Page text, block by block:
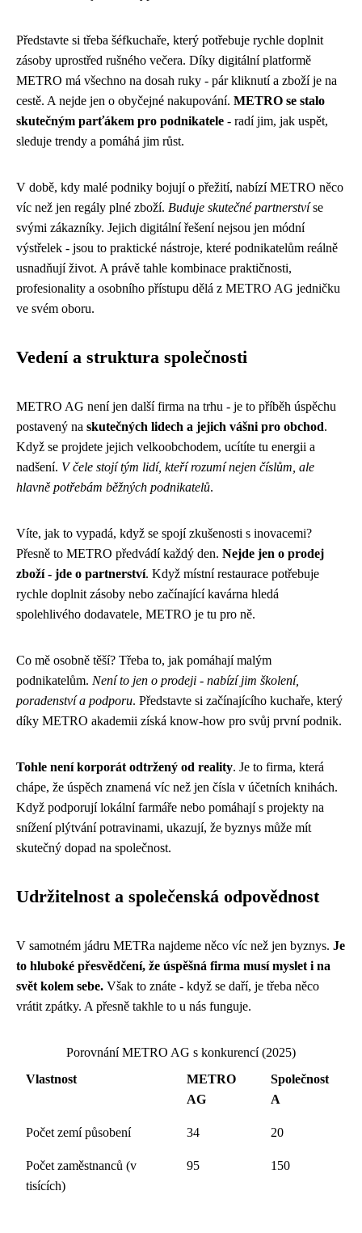
Představte si třeba šéfkuchaře, který potřebuje rychle doplnit
zásoby uprostřed rušného večera. Díky digitální platformě
METRO má všechno na dosah ruky - pár kliknutí a zboží je na
cestě. A nejde jen o obyčejné nakupování. METRO se stalo
skutečným parťákem pro podnikatele - radí jim, jak uspět,
sleduje trendy a pomáhá jim růst.
V době, kdy malé podniky bojují o přežití, nabízí METRO něco
víc než jen regály plné zboží. Buduje skutečné partnerstvíse
svými zákazníky. Jejich digitální řešení nejsou jen módní
výstřelek - jsou to praktické nástroje, které podnikatelům reálně
usnadňují život. A právě tahle kombinace praktičnosti,
profesionality a osobního přístupu dělá z METRO AG jedničku
ve svém oboru.
Vedení a struktura společnosti
METRO AG není jen další firma na trhu - je to příběh úspěchu
postavený na skutečných lidech a jejich vášni pro obchod.
Když se projdete jejich velkoobchodem, ucítíte tu energii a
nadšení. V čele stojí tým lidí, kteří rozumí nejen číslům, ale
hlavně potřebám běžných podnikatelů.
Víte, jak to vypadá, když se spojí zkušenosti s inovacemi?
Přesně to METRO předvádí každý den. Nejde jen o prodej
zboží - jde o partnerství. Když místní restaurace potřebuje
rychle doplnit zásoby nebo začínající kavárna hledá
spolehlivého dodavatele, METRO je tu pro ně.
Co mě osobně těší? Třeba to, jak pomáhají malým
podnikatelům. Není to jen o prodeji - nabízí jim školení,
poradenství a podporu. Představte si začínajícího kuchaře, který
díky METRO akademii získá know-how pro svůj první podnik.
Tohle není korporát odtržený od reality. Je to firma, která
chápe, že úspěch znamená víc než jen čísla v účetních knihách.
Když podporují lokální farmáře nebo pomáhají s projekty na
snížení plýtvání potravinami, ukazují, že byznys může mít
skutečný dopad na společnost.
Udržitelnost a společenská odpovědnost
V samotném jádru METRa najdeme něco víc než jen byznys. Je
to hluboké přesvědčení, že úspěšná firma musí myslet i na
svět kolem sebe. Však to znáte - když se daří, je třeba něco
vrátit zpátky. A přesně takhle to u nás funguje.
Porovnání METRO AG s konkurencí (2025)
Vlastnost
METRO
AG
Společnost
A
Počet zemí působení 34 20
Počet zaměstnanců (v
tisících)
95 150